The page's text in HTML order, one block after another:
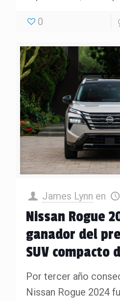
0
James Lynn en
Nissan Rogue
ganador del
SUV compacto
Por tercer año
Nissan Rogue 2024